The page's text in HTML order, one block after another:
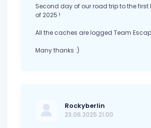
Second day of our road trip to the first
of 2025 !
All the caches are logged Team
Many thanks :)
Rockyberlin
23.06.2025 21:00